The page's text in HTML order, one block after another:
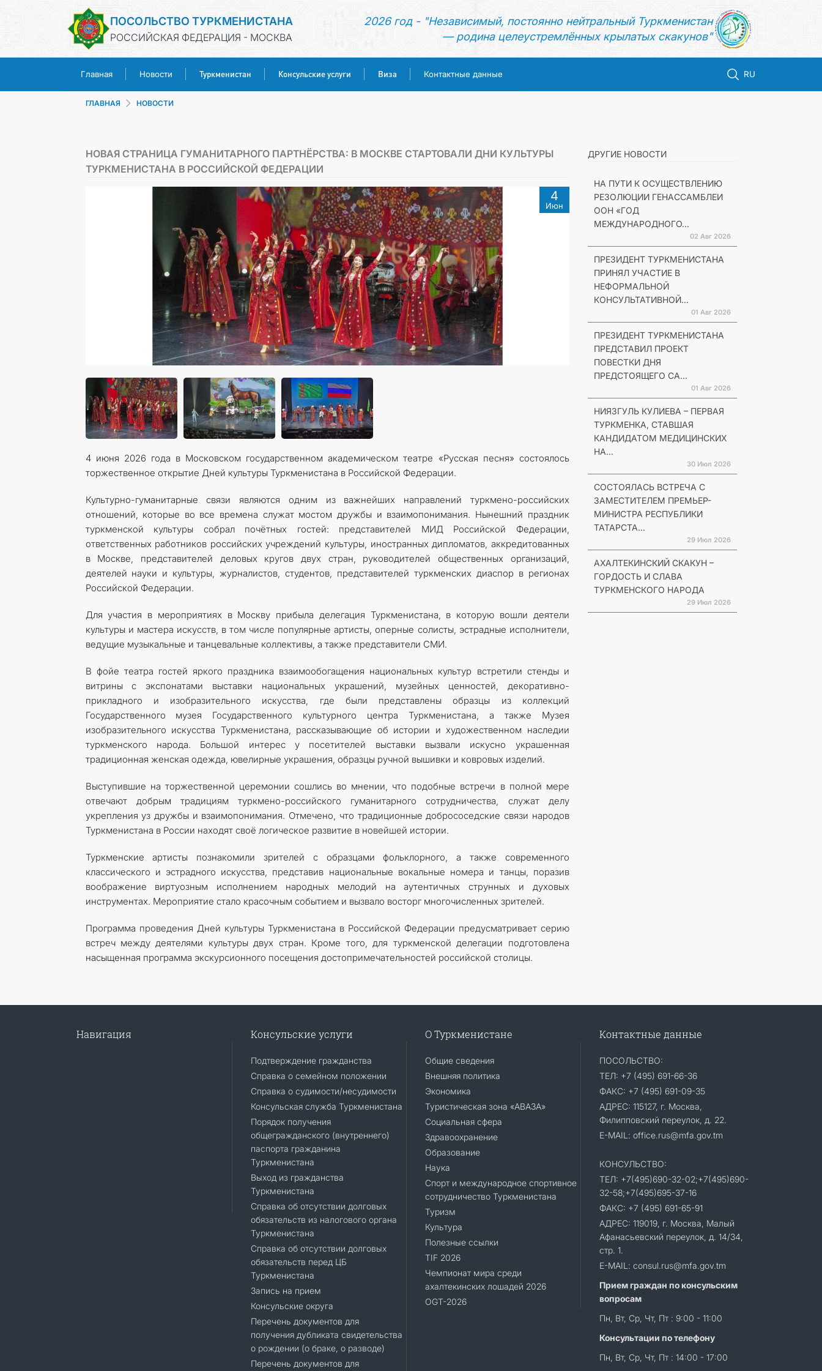
ПОСОЛЬСТВО ТУРКМЕНИСТАНА
РОССИЙСКАЯ ФЕДЕРАЦИЯ - МОСКВА
2026 год - "Независимый, постоянно нейтральный Туркменистан
— родина целеустремлённых крылатых скакунов"
Главная Новости Туркменистан Консульские услуги Виза Контактные данные RU
КОНСУЛЬСКИЕ УСЛУГИ
ВИЗА
КОНТАКТНЫЕ ДАННЫЕ
ГЛАВНАЯ НОВОСТИ
НОВАЯ СТРАНИЦА ГУМАНИТАРНОГО ПАРТНЁРСТВА: В МОСКВЕ СТАРТОВАЛИ ДНИ КУЛЬТУРЫ
ТУРКМЕНИСТАНА В РОССИЙСКОЙ ФЕДЕРАЦИИ
4
Июн
4 июня 2026 года в Московском государственном академическом театре «Русская песня» состоялось
торжественное открытие Дней культуры Туркменистана в Российской Федерации.
Культурно-гуманитарные связи являются одним из важнейших направлений туркмено-российских
отношений, которые во все времена служат мостом дружбы и взаимопонимания. Нынешний праздник
туркменской культуры собрал почётных гостей: представителей МИД Российской Федерации,
ответственных работников российских учреждений культуры, иностранных дипломатов, аккредитованных
в Москве, представителей деловых кругов двух стран, руководителей общественных организаций,
деятелей науки и культуры, журналистов, студентов, представителей туркменских диаспор в регионах
Российской Федерации.
Для участия в мероприятиях в Москву прибыла делегация Туркменистана, в которую вошли деятели
культуры и мастера искусств, в том числе популярные артисты, оперные солисты, эстрадные исполнители,
ведущие музыкальные и танцевальные коллективы, а также представители СМИ.
В фойе театра гостей яркого праздника взаимообогащения национальных культур встретили стенды и
витрины с экспонатами выставки национальных украшений, музейных ценностей, декоративно-
прикладного и изобразительного искусства, где были представлены образцы из коллекций
Государственного музея Государственного культурного центра Туркменистана, а также Музея
изобразительного искусства Туркменистана, рассказывающие об истории и художественном наследии
туркменского народа. Большой интерес у посетителей выставки вызвали искусно украшенная
традиционная женская одежда, ювелирные украшения, образцы ручной вышивки и ковровых изделий.
Выступившие на торжественной церемонии сошлись во мнении, что подобные встречи в полной мере
отвечают добрым традициям туркмено-российского гуманитарного сотрудничества, служат делу
укрепления уз дружбы и взаимопонимания. Отмечено, что традиционные добрососедские связи народов
Туркменистана в России находят своё логическое развитие в новейшей истории.
Туркменские артисты познакомили зрителей с образцами фольклорного, а также современного
классического и эстрадного искусства, представив национальные вокальные номера и танцы, поразив
воображение виртуозным исполнением народных мелодий на аутентичных струнных и духовых
инструментах. Мероприятие стало красочным событием и вызвало восторг многочисленных зрителей.
Программа проведения Дней культуры Туркменистана в Российской Федерации предусматривает серию
встреч между деятелями культуры двух стран. Кроме того, для туркменской делегации подготовлена
насыщенная программа экскурсионного посещения достопримечательностей российской столицы.
ДРУГИЕ НОВОСТИ
НА ПУТИ К ОСУЩЕСТВЛЕНИЮ
РЕЗОЛЮЦИИ ГЕНАССАМБЛЕИ
ООН «ГОД
МЕЖДУНАРОДНОГО...
02 Авг 2026
ПРЕЗИДЕНТ ТУРКМЕНИСТАНА
ПРИНЯЛ УЧАСТИЕ В
НЕФОРМАЛЬНОЙ
КОНСУЛЬТАТИВНОЙ...
01 Авг 2026
ПРЕЗИДЕНТ ТУРКМЕНИСТАНА
ПРЕДСТАВИЛ ПРОЕКТ
ПОВЕСТКИ ДНЯ
ПРЕДСТОЯЩЕГО СА...
01 Авг 2026
НИЯЗГУЛЬ КУЛИЕВА – ПЕРВАЯ
ТУРКМЕНКА, СТАВШАЯ
КАНДИДАТОМ МЕДИЦИНСКИХ
НА...
30 Июл 2026
СОСТОЯЛАСЬ ВСТРЕЧА С
ЗАМЕСТИТЕЛЕМ ПРЕМЬЕР-
МИНИСТРА РЕСПУБЛИКИ
ТАТАРСТА...
29 Июл 2026
АХАЛТЕКИНСКИЙ СКАКУН –
ГОРДОСТЬ И СЛАВА
ТУРКМЕНСКОГО НАРОДА
29 Июл 2026
Навигация Консульские услуги
Подтверждение гражданства
Справка о семейном положении
Справка о судимости/несудимости
Консульская служба Туркменистана
Порядок получения
общегражданского (внутреннего)
паспорта гражданина
Туркменистана
Выход из гражданства
Туркменистана
Справка об отсутствии долговых
обязательств из налогового органа
Туркменистана
Справка об отсутствии долговых
обязательств перед ЦБ
Туркменистана
Запись на прием
Консульские округа
Перечень документов для
получения дубликата свидетельства
о рождении (о браке, о разводе)
Перечень документов для
О Туркменистане
Общие сведения
Внешняя политика
Экономика
Туристическая зона «АВАЗА»
Социальная сфера
Здравоохранение
Образование
Наука
Спорт и международное спортивное
сотрудничество Туркменистана
Туризм
Культура
Полезные ссылки
TIF 2026
Чемпионат мира среди
ахалтекинских лошадей 2026
OGT-2026
Контактные данные
ПОСОЛЬСТВО:
ТЕЛ: +7 (495) 691-66-36
ФАКС: +7 (495) 691-09-35
АДРЕС: 115127, г. Москва,
Филипповский переулок, д. 22.
E-MAIL: office.rus@mfa.gov.tm
КОНСУЛЬСТВО:
ТЕЛ: +7(495)690-32-02;+7(495)690-
32-58;+7(495)695-37-16
ФАКС: +7 (495) 691-65-91
АДРЕС: 119019, г. Москва, Малый
Афанасьевский переулок, д. 14/34,
стр. 1.
E-MAIL: consul.rus@mfa.gov.tm
Прием граждан по консульским
вопросам
Пн, Вт, Ср, Чт, Пт : 9:00 - 11:00
Консультации по телефону
Пн, Вт, Ср, Чт, Пт : 14:00 - 17:00